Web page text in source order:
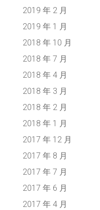
2019 年 2 月
2019 年 1 月
2018 年 10 月
2018 年 7 月
2018 年 4 月
2018 年 3 月
2018 年 2 月
2018 年 1 月
2017 年 12 月
2017 年 8 月
2017 年 7 月
2017 年 6 月
2017 年 4 月